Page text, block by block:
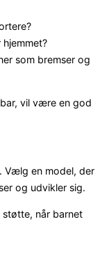
hjemmet?
som bremser og
vil være en god
Vælg en model, der
og udvikler sig.
støtte, når barnet